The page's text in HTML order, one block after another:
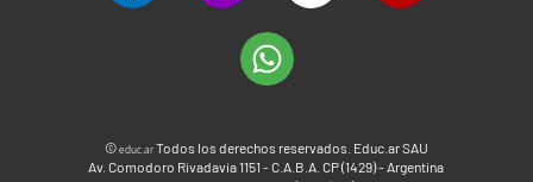
©educ.arTodos los derechos reservados. Educ.ar SAU
Av. Comodoro Rivadavia 1151 - C.A.B.A. CP (1429) - Argentina